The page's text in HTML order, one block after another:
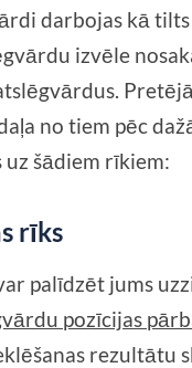
darbojas kā
izvēle
no tiem pēc
šādiem rīkiem:
rīks
palīdzēt jums
pozīcijas
rezultātu